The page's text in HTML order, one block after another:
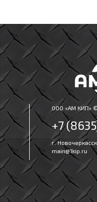
ООО «АМ КИП»
+7
г.
main@1kip.ru